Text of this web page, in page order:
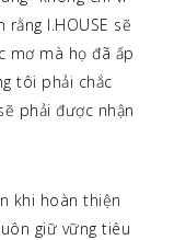
I.HOUSE sẽ
mơ mà họ đã ấp
tôi phải chắc
phải được nhận
khi hoàn thiện
giữ vững tiêu